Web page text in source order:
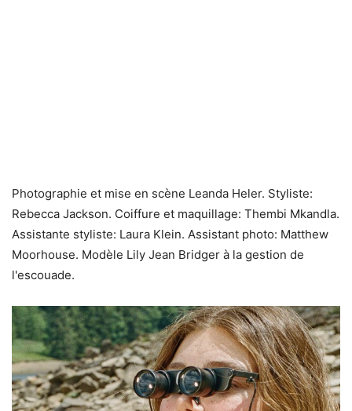
Photographie et mise en scène Leanda Heler. Styliste:
Rebecca Jackson. Coiffure et maquillage: Thembi Mkandla.
Assistante styliste: Laura Klein. Assistant photo: Matthew
Moorhouse. Modèle Lily Jean Bridger à la gestion de
l'escouade.